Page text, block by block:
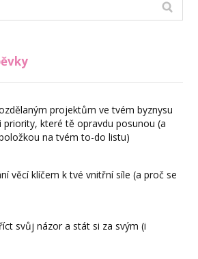
projektům ve tvém byznysu
priority, které tě opravdu posunou (a
na tvém to-do listu)
věcí klíčem k tvé vnitřní síle (a proč se
svůj názor a stát si za svým (i